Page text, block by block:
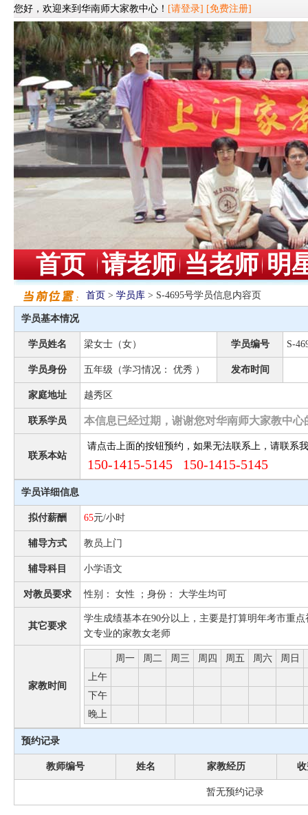
您好，欢迎来到华南师大家教中心！ [请登录] [免费注册]
首页 请老师 当老师 明
首页 > 学员库 > S-4695号学员信息内容页
学员基本情况
学员姓名 梁女士（女） 学员编号 S-
学员身份 五年级（学习情况： 优秀 ） 发布时间
家庭地址 越秀区
联系学员 本信息已经过期，谢谢您对华南师大家教中心
联系本站
请点击上面的按钮预约，如果无法联系上，请联系
150-1415-5145 150-1415-5145
学员详细信息
拟付薪酬 65元/小时
辅导方式 教员上门
辅导科目 小学语文
对教员要求 性别： 女性 ；身份： 大学生均可
其它要求
学生成绩基本在90分以上，主要是打算明年考市重
文专业的家教女老师
家教时间
周一 周二 周三 周四 周五 周六 周日
上午
下午
晚上
预约记录
教师编号 姓名 家教经历
暂无预约记录